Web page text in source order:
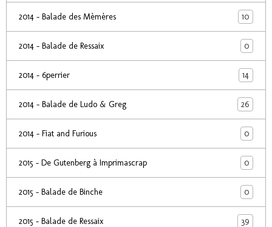
2014 - Balade des Mèmères 10
2014 - Balade de Ressaix 0
2014 - 6perrier 14
2014 - Balade de Ludo & Greg 26
2014 - Fiat and Furious 0
2015 - De Gutenberg à Imprimascrap 0
2015 - Balade de Binche 0
2015 - Balade de Ressaix 39